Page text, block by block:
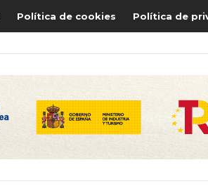
Política de cookies Política de